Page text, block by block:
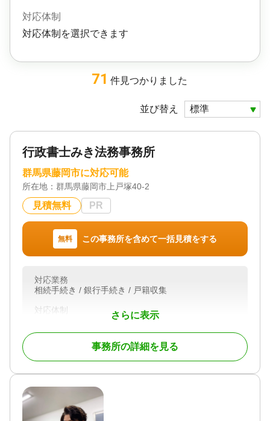
対応体制
対応体制を選択できます
71 件見つかりました
並び替え
行政書士みき法務事務所
群馬県藤岡市に対応可能
所在地： 群馬県藤岡市上戸塚40-2
見積無料 PR
無料 この事務所を含めて一括見積をする
さらに表示
対応業務
相続手続き / 銀行手続き / 戸籍収集
対応体制
事務所の詳細を見る